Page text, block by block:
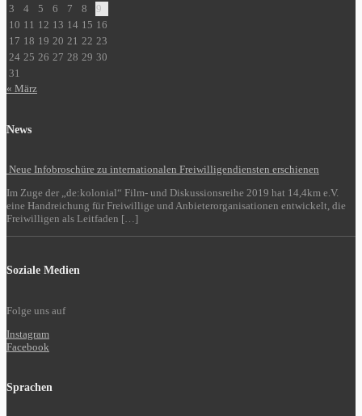
3
4 5 6 7 8
9
10 11 12 13 14 15 16
17 18 19 20 21 22 23
24 25 26 27 28 29 30
31
« März
News
Neue Infobroschüre zu internationalen Freiwilligendiensten erschienen
Im Zuge der „de:kolonial“ Film- und Diskussionsreihe 2019 hat 14,4km e.V.
eine Handreichung für Freiwillige und Anbieterorganisationen entwickelt, die
Freiwilligen als Leitfaden […]
Soziale Medien
Folge uns auf
Instagram
Facebook
Sprachen